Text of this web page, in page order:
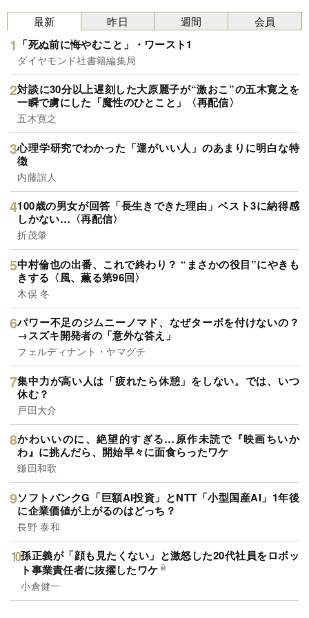
最新
「死ぬ前に悔やむこと」・ワースト1
ダイヤモンド社書籍編集局
対談に30分以上遅刻した大原麗子が“激おこ”の五木寛之を
一瞬で虜にした「魔性のひとこと」〈再配信〉
五木寛之
心理学研究でわかった「運がいい人」のあまりに明白な特
徴
内藤誼人
100歳の男女が回答「長生きできた理由」ベスト3に納得感
しかない…〈再配信〉
折茂肇
中村倫也の出番、これで終わり？ “まさかの役目”にやきも
きする〈風、薫る第96回〉
木俣 冬
パワー不足のジムニーノマド、なぜターボを付けないの？
→スズキ開発者の「意外な答え」
フェルディナント・ヤマグチ
集中力が高い人は「疲れたら休憩」をしない。では、いつ
休む？
戸田大介
かわいいのに、絶望的すぎる…原作未読で『映画ちいか
わ』に挑んだら、開始早々に面食らったワケ
鎌田和歌
ソフトバンクG「巨額AI投資」とNTT「小型国産AI」1年後
に企業価値が上がるのはどっち？
長野 泰和
孫正義が「顔も見たくない」と激怒した20代社員をロボッ
ト事業責任者に抜擢したワケ
小倉健一
昨日 週間 会員